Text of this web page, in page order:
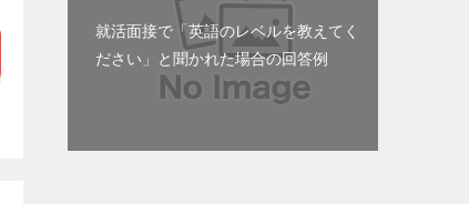
就活面接で「英語のレベルを教えてく
ださい」と聞かれた場合の回答例